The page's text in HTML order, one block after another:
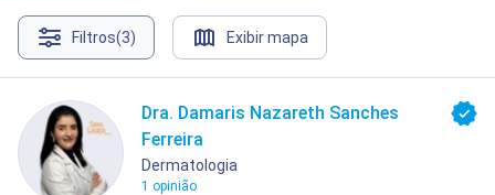
Filtros(3) Exibir mapa
Dra. Damaris Nazareth Sanches
Ferreira
Dermatologia
1 opinião